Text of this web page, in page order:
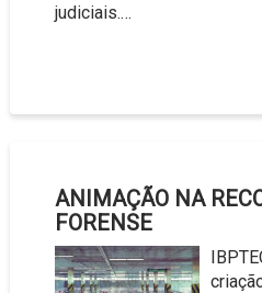
judiciais.…
ANIMAÇÃO NA
FORENSE